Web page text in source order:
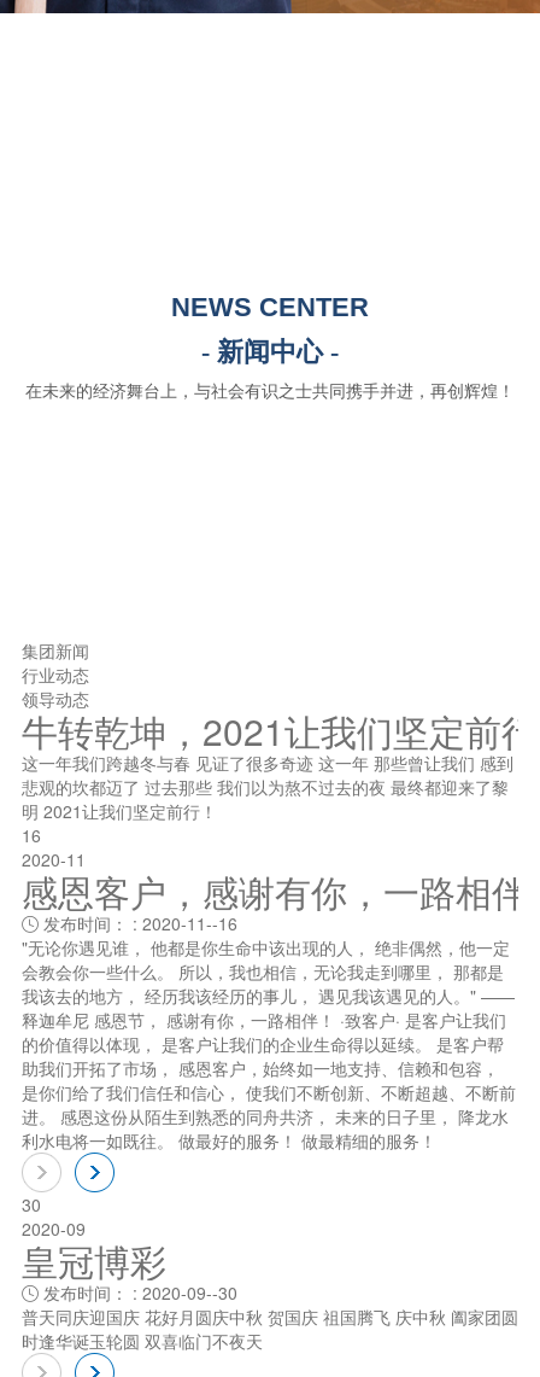
NEWS CENTER
- 新闻中心 -
在未来的经济舞台上，与社会有识之士共同携手并进，再创辉煌！
集团新闻
行业动态
领导动态
牛转乾坤，2021让我们坚定前
这一年我们跨越冬与春 见证了很多奇迹 这一年 那些曾让我们 感到
悲观的坎都迈了 过去那些 我们以为熬不过去的夜 最终都迎来了黎
明 2021让我们坚定前行！
16
2020-11
感恩客户，感谢有你，一路相伴
发布时间： : 2020-11--16
"无论你遇见谁， 他都是你生命中该出现的人， 绝非偶然，他一定
会教会你一些什么。 所以，我也相信，无论我走到哪里， 那都是
我该去的地方， 经历我该经历的事儿， 遇见我该遇见的人。" ——
释迦牟尼 感恩节， 感谢有你，一路相伴！ ·致客户· 是客户让我们
的价值得以体现， 是客户让我们的企业生命得以延续。 是客户帮
助我们开拓了市场， 感恩客户，始终如一地支持、信赖和包容，
是你们给了我们信任和信心， 使我们不断创新、不断超越、不断前
进。 感恩这份从陌生到熟悉的同舟共济， 未来的日子里， 降龙水
利水电将一如既往。 做最好的服务！ 做最精细的服务！
30
2020-09
皇冠博彩
发布时间： : 2020-09--30
普天同庆迎国庆 花好月圆庆中秋 贺国庆 祖国腾飞 庆中秋 阖家团圆
时逢华诞玉轮圆 双喜临门不夜天